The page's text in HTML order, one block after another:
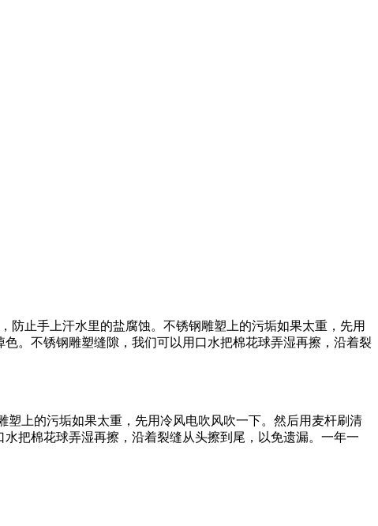
手上汗水里的盐腐蚀。不锈钢雕塑上的污垢如果太重，先用
。不锈钢雕塑缝隙，我们可以用口水把棉花球弄湿再擦，沿着裂
上的污垢如果太重，先用冷风电吹风吹一下。然后用麦杆刷清
把棉花球弄湿再擦，沿着裂缝从头擦到尾，以免遗漏。一年一